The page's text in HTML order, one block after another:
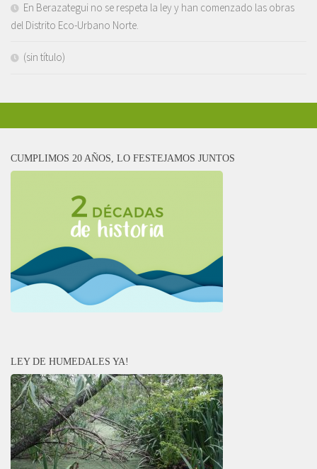
En Berazategui no se respeta la ley y han comenzado las obras
del Distrito Eco-Urbano Norte.
(sin título)
CUMPLIMOS 20 AÑOS, LO FESTEJAMOS JUNTOS
LEY DE HUMEDALES YA!